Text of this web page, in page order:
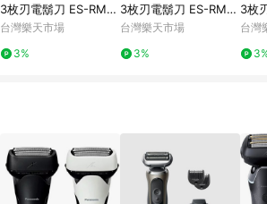
3枚刃電鬍刀 ES-RM3
B (黑/藍/綠)
台灣樂天市場
3%
3枚刃電鬍刀 ES-RM3
B (黑/藍/綠)
台灣樂天市場
3%
3枚
B (
台灣